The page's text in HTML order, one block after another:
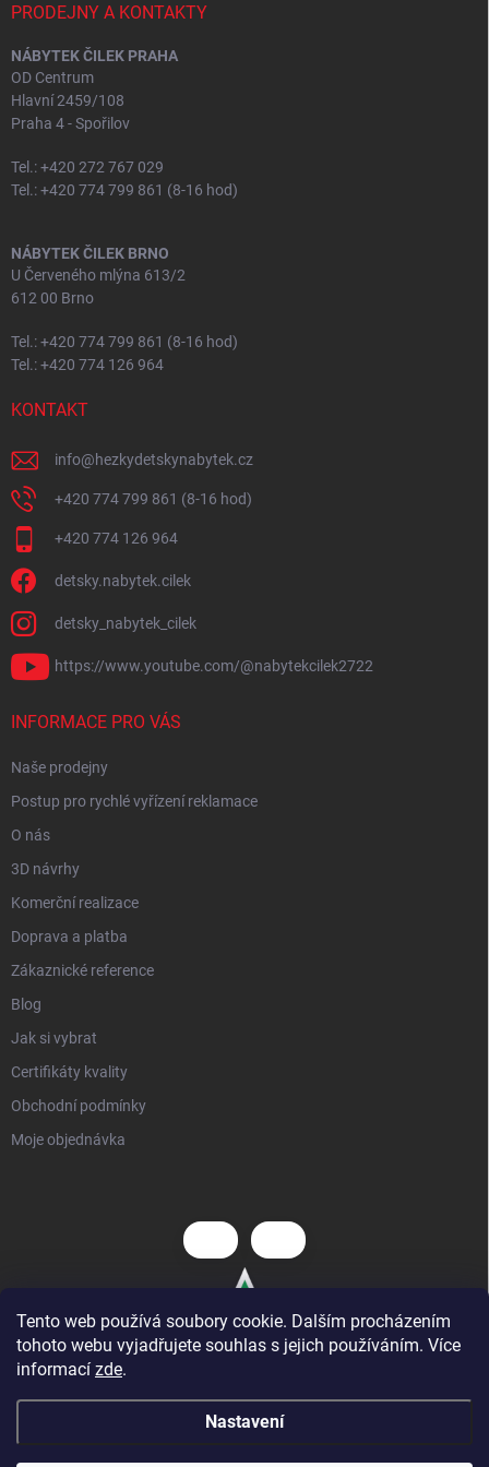
Tento web používá soubory cookie. Dalším procházením
tohoto webu vyjadřujete souhlas s jejich používáním. Více
informací zde.
Nastavení
PRODEJNY A KONTAKTY
NÁBYTEK ČILEK PRAHA
OD Centrum
Hlavní 2459/108
Praha 4 - Spořilov
Tel.: +420 272 767 029
Tel.: +420 774 799 861 (8-16 hod)
NÁBYTEK ČILEK BRNO
U Červeného mlýna 613/2
612 00 Brno
Tel.: +420 774 799 861 (8-16 hod)
Tel.: +420 774 126 964
KONTAKT
info@hezkydetskynabytek.cz
+420 774 799 861 (8-16 hod)
+420 774 126 964
detsky.nabytek.cilek
detsky_nabytek_cilek
https://www.youtube.com/@nabytekcilek2722
INFORMACE PRO VÁS
Naše prodejny
Postup pro rychlé vyřízení reklamace
O nás
3D návrhy
Komerční realizace
Doprava a platba
Zákaznické reference
Blog
Jak si vybrat
Certifikáty kvality
Obchodní podmínky
Moje objednávka